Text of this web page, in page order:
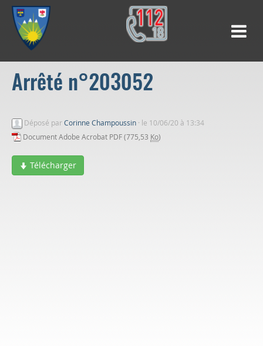
Arrêté n°203052
Déposé parCorinne Champoussin · le 10/06/20 à 13:34
Document Adobe Acrobat PDF (775,53 Ko)
Télécharger